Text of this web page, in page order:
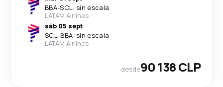
BBA-SCL· sin escala
LATAM Airlines
sáb 05 sept
SCL-BBA· sin escala
LATAM Airlines
desde90 138 CLP